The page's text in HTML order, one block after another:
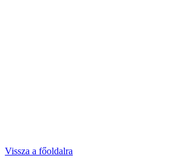
Vissza a főoldalra